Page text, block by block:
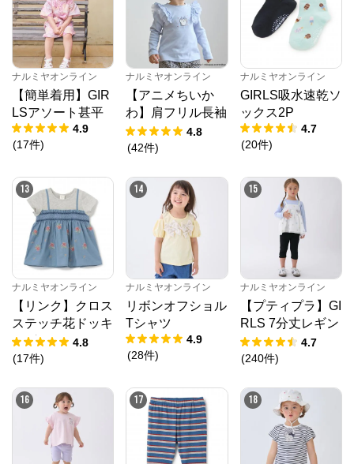
ナルミヤオンライン
【簡単着用】GIR
LSアソート甚平
4.9
(17件)
ナルミヤオンライン
【アニメちいか
わ】肩フリル長袖
Tシャツ
4.8
(42件)
ナルミヤオンライン
GIRLS吸水速乾ソ
ックス2P
4.7
(20件)
13
ナルミヤオンライン
【リンク】クロス
ステッチ花ドッキ
ングTシャツ
4.8
(17件)
14
ナルミヤオンライン
リボンオフショル
Tシャツ
4.9
(28件)
15
ナルミヤオンライン
【プティプラ】GI
RLS 7分丈レギン
ス
4.7
(240件)
16 17 18